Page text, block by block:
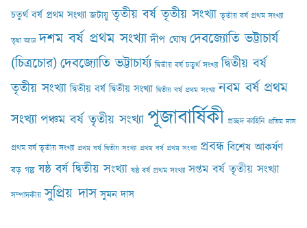
চতুর্থ বর্ষ প্রথম সংখ্যা জটায়ু তৃতীয় বর্ষ তৃতীয় সংখ্যা তৃতীয় বর্ষ প্রথম সংখ্যা
তৃষা আঢ‍্য দশম বর্ষ প্রথম সংখ্যা দীপ ঘোষ দেবজ্যোতি ভট্টাচার্য
(চিত্রচোর)দেবজ্যোতি ভট্টাচার্য্য দ্বিতীয় বর্ষ চতুর্থ সংখ্যা দ্বিতীয় বর্ষ
তৃতীয় সংখ্যা দ্বিতীয় বর্ষ দ্বিতীয় সংখ্যা দ্বিতীয় বর্ষ প্রথম সংখ্যা নবম বর্ষ প্রথম
সংখ্যাপঞ্চম বর্ষ তৃতীয় সংখ্যা পূজাবার্ষিকী প্রচ্ছদ কাহিনি প্রতিম দাস
প্রথম বর্ষ তৃতীয় সংখ্যা প্রথম বর্ষ দ্বিতীয় সংখ্যা প্রথম বর্ষ প্রথম সংখ্যা প্রবন্ধ বিশেষ আকর্ষণ
বড় গল্প ষষ্ঠ বর্ষ দ্বিতীয় সংখ্যা ষষ্ঠ বর্ষ প্রথম সংখ্যা সপ্তম বর্ষ তৃতীয় সংখ্যা
সম্পাদকীয় সুপ্রিয় দাস সুমন দাস